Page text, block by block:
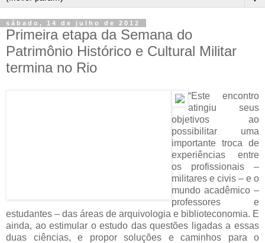
sábado, 14 de julho de 2012
Primeira etapa da Semana do
Patrimônio Histórico e Cultural Militar
termina no Rio
“Este encontro
atingiu seus
objetivos ao
possibilitar uma
importante troca de
experiências entre
os profissionais –
militares e civis – e o
mundo acadêmico –
professores e
estudantes – das áreas de arquivologia e biblioteconomia. E
ainda, ao estimular o estudo das questões ligadas a essas
duas ciências, e propor soluções e caminhos para o